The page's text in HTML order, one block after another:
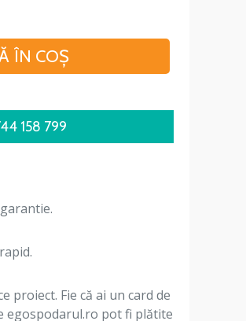
ÎN COŞ
158 799
proiect. Fie că ai un card de
egospodarul.ro pot fi plătite